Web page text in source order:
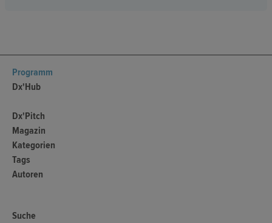
Programm
Dx'Hub
Dx'Pitch
Magazin
Kategorien
Tags
Autoren
Suche